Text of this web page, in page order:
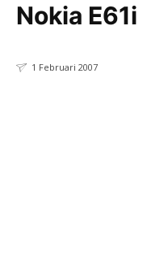
Nokia E61i
1 Februari 2007